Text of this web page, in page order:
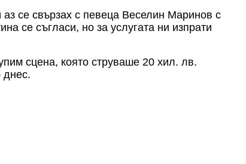
се свързах с певеца Веселин Маринов с
се съгласи, но за услугата ни изпрати
сцена, която струваше 20 хил. лв.
днес.